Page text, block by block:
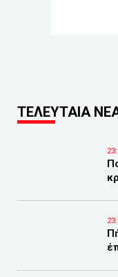
ΤΕΛΕΥΤΑΙΑ